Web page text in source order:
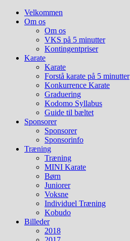
Hop
Velkommen
Om os
Om os
VKS på 5 minutter
Kontingentpriser
Karate
Karate
Forstå karate på 5 minutter
Konkurrence Karate
Graduering
Kodomo Syllabus
Guide til bæltet
Sponsorer
Sponsorer
Sponsorinfo
Træning
Træning
MINI Karate
Børn
Juniorer
Voksne
Individuel Træning
Kobudo
Billeder
2018